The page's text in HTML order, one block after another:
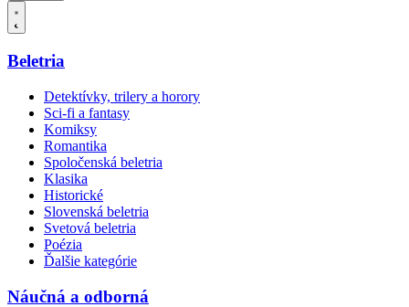
Beletria
Detektívky, trilery a horory
Sci-fi a fantasy
Komiksy
Romantika
Spoločenská beletria
Klasika
Historické
Slovenská beletria
Svetová beletria
Poézia
Ďalšie kategórie
Náučná a odborná